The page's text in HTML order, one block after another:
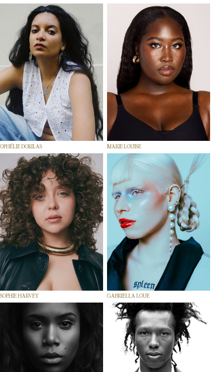
OPHÉLIE DORILAS MARIE LOUISE
SOPHIE HARVEY GABRIELLA LOUE